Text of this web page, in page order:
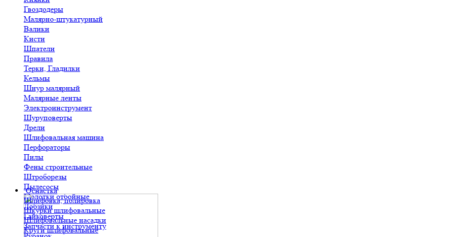
Гвоздодеры
Малярно-штукатурный
Валики
Кисти
Шпатели
Правила
Терки, Гладилки
Кельмы
Шнур малярный
Малярные ленты
Электроинструмент
Шуруповерты
Дрели
Шлифовальная машина
Перфораторы
Пилы
Фены строительные
Штроборезы
Пылесосы
Молотки отбойные
Лобзики
Гайковерты
Запчасти к инструменту
Оснастка
Шлифовка, полировка
Шкурки шлифовальные
Шлифовальные насадки
Круги шлифовальные